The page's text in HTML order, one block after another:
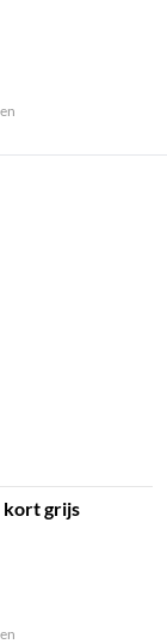
kort grijs